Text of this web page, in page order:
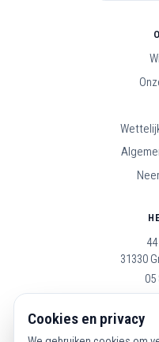
31330
05
Cookies en privacy